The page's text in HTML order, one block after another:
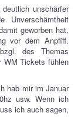
unschärfer
geworben hat,
vor dem Anpfiff.
des Themas
WM Tickets fühlen
hab mir im Januar
usw. Wenn ich
ich auch sagen,